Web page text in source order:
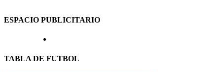
ESPACIO PUBLICITARIO
TABLA DE FUTBOL